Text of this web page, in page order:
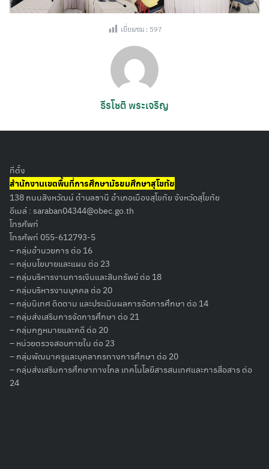
Search
for:
เยี่ยมชม : 597
ธีรโชติ พระเจริญ
ที่ตั้ง
สำนักงานเขตพื้นที่การศึกษามัธยมศึกษาสุโขทัย
138 ถนนสิงหวัฒน์ ตำบลธานี อำเภอเมืองสุโขทัย จังหวัดสุโขทัย
อีเมล์ : saraban04344@obec.go.th
โทรศัพท์
โทรศัพท์ 055-612793-5
– กลุ่มอำนวยการ ต่อ 16
– กลุ่มนโยบายและแผน ต่อ 23
– กลุ่มบริหารงานการเงินและสินทรัพย์ ต่อ 18
– กลุ่มบริหารงานบุคคล ต่อ 20
– กลุ่มนิเทศ ติดตาม และประเมินผลการจัดการศึกษา ต่อ 14
– กลุ่มส่งเสริมการจัดการศึกษา ต่อ 21
– กลุ่มกฏหมายและคดี ต่อ 20
– หน่วยตรวจสอบภายใน ต่อ 23
– กลุ่มพัฒนาครูและบุคลากรทางการศึกษา ต่อ 20
– กลุ่มส่งเสริมการศึกษาทางไกล เทคโนโลยีสารสนเทศและการสื่อสาร ต่อ
24